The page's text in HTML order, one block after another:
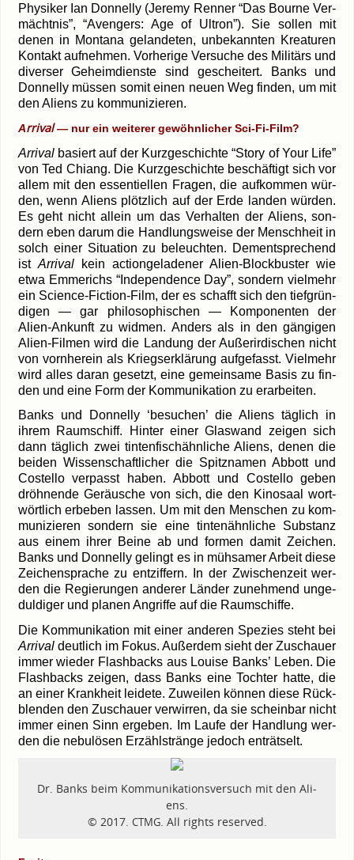
Phy­si­ker Ian Don­nel­ly (Jere­my Ren­ner “Das Bourne Ver­
mächt­nis”, “Aven­gers: Age of Ultron”). Sie sol­len mit
denen in Mon­ta­na gelan­de­ten, unbe­kann­ten Krea­tu­ren
Kon­takt auf­neh­men. Vor­he­ri­ge Ver­su­che des Mili­tärs und
diver­ser Geheim­diens­te sind geschei­tert. Banks und
Don­nel­ly müs­sen somit einen neu­en Weg fin­den, um mit
den Ali­ens zu kommunizieren.
Arri­val— nur ein wei­te­rer gewöhn­li­cher Sci-Fi-Film?
Arri­valbasiert auf der Kurz­ge­schich­te “Sto­ry of Your Life”
von Ted Chiang. Die Kurz­ge­schich­te beschäf­tigt sich vor
allem mit den essen­ti­el­len Fra­gen, die auf­kom­men wür­
den, wenn Ali­ens plötz­lich auf der Erde lan­den wür­den.
Es geht nicht allein um das Ver­hal­ten der Ali­ens, son­
dern eben dar­um die Hand­lungs­wei­se der Mensch­heit in
solch einer Situa­ti­on zu beleuch­ten. Dem­entspre­chend
ist Arri­valkein action­ge­la­de­ner Alien-Blockbuster wie
etwa Emme­richs “Inde­pen­dence Day”, son­dern viel­mehr
ein Science-Fiction-Film, der es schafft sich den tief­grün­
di­gen — gar phi­lo­so­phi­schen — Kom­po­nen­ten der
Alien-Ankunft zu wid­men. Anders als in den gän­gi­gen
Alien-Filmen wird die Lan­dung der Außer­ir­di­schen nicht
von vorn­her­ein als Kriegs­er­klä­rung auf­ge­fasst. Viel­mehr
wird alles dar­an gesetzt, eine gemein­sa­me Basis zu fin­
den und eine Form der Kom­mu­ni­ka­ti­on zu erar­bei­ten.
Banks und Don­nel­ly ‘besu­chen’ die Ali­ens täg­lich in
ihrem Raum­schiff. Hin­ter einer Glas­wand zei­gen sich
dann täg­lich zwei tin­ten­fisch­ähn­li­che Ali­ens, denen die
bei­den Wis­sen­schaft­li­cher die Spitz­na­men Abbott und
Cos­tel­lo ver­passt haben. Abbott und Cos­tel­lo geben
dröh­nen­de Geräu­sche von sich, die den Kino­saal wort­
wört­lich erbe­ben las­sen. Um mit den Men­schen zu kom­
mu­ni­zie­ren son­dern sie eine tin­ten­ähn­li­che Sub­stanz
aus einem ihrer Bei­ne ab und for­men damit Zei­chen.
Banks und Don­nel­ly gelingt es in müh­sa­mer Arbeit die­se
Zei­chen­spra­che zu ent­zif­fern. In der Zwi­schen­zeit wer­
den die Regie­run­gen ande­rer Län­der zuneh­mend unge­
dul­di­ger und pla­nen Angrif­fe auf die Raumschiffe.
Die Kom­mu­ni­ka­ti­on mit einer ande­ren Spe­zi­es steht bei
Arri­valdeut­lich im Fokus. Außer­dem sieht der Zuschau­er
immer wie­der Flash­backs aus Loui­se Banks’ Leben. Die
Flash­backs zei­gen, dass Banks eine Toch­ter hat­te, die
an einer Krank­heit lei­de­te. Zuwei­len kön­nen die­se Rück­
blen­den den Zuschau­er ver­wir­ren, da sie schein­bar nicht
immer einen Sinn erge­ben. Im Lau­fe der Hand­lung wer­
den die nebu­lö­sen Erzähl­strän­ge jedoch enträtselt.
Dr. Banks beim Kom­mu­ni­ka­ti­ons­ver­such mit den Ali­
ens.
© 2017. CTMG. All rights reserved.